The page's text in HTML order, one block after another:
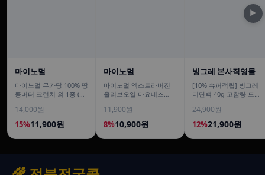
마이노멀
마이노멀 무가당 100% 땅
콩버터 크런치 외 1종 (땅
14,000원
15%11,900원
마이노멀
마이노멀 엑스트라버진
올리브오일 마요네즈
11,900원
8%10,900원
빙그레 본사직영몰
[10% 슈퍼적립] 빙그레
더단백 40g 고함량 드링
고단백 단백질음료
24,900원
12%21,900원
▶